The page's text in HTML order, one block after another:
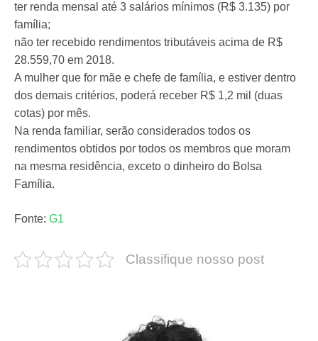
ter renda mensal até 3 salários mínimos (R$ 3.135) por
família;
não ter recebido rendimentos tributáveis acima de R$
28.559,70 em 2018.
A mulher que for mãe e chefe de família, e estiver dentro
dos demais critérios, poderá receber R$ 1,2 mil (duas
cotas) por mês.
Na renda familiar, serão considerados todos os
rendimentos obtidos por todos os membros que moram
na mesma residência, exceto o dinheiro do Bolsa
Família.
Fonte: G1
Classifique nosso post